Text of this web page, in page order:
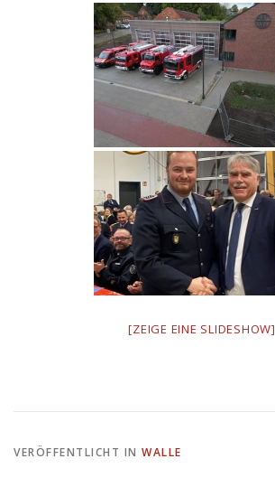
[ZEIGE EINE SLIDESHOW]
VERÖFFENTLICHT IN WALLE